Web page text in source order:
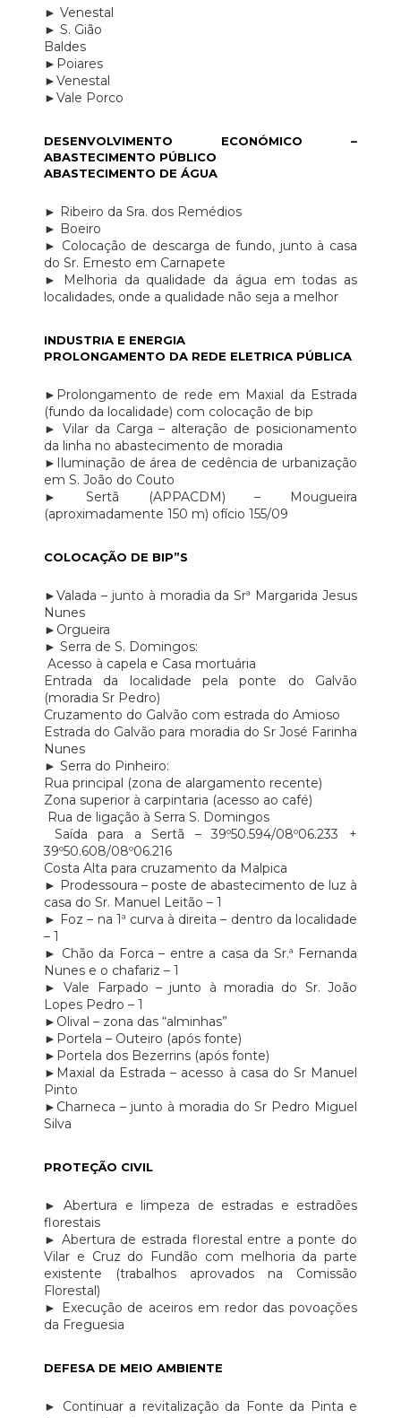
► Venestal
► S. Gião
Baldes
►Poiares
►Venestal
►Vale Porco
DESENVOLVIMENTO ECONÓMICO –
ABASTECIMENTO PÚBLICO
ABASTECIMENTO DE ÁGUA
► Ribeiro da Sra. dos Remédios
► Boeiro
► Colocação de descarga de fundo, junto à casa
do Sr. Ernesto em Carnapete
► Melhoria da qualidade da água em todas as
localidades, onde a qualidade não seja a melhor
INDUSTRIA E ENERGIA
PROLONGAMENTO DA REDE ELETRICA PÚBLICA
►Prolongamento de rede em Maxial da Estrada
(fundo da localidade) com colocação de bip
► Vilar da Carga – alteração de posicionamento
da linha no abastecimento de moradia
►Iluminação de área de cedência de urbanização
em S. João do Couto
► Sertã (APPACDM) – Mougueira
(aproximadamente 150 m) ofício 155/09
COLOCAÇÃO DE BIP”S
►Valada – junto à moradia da Srª Margarida Jesus
Nunes
►Orgueira
► Serra de S. Domingos:
Acesso à capela e Casa mortuária
Entrada da localidade pela ponte do Galvão
(moradia Sr Pedro)
Cruzamento do Galvão com estrada do Amioso
Estrada do Galvão para moradia do Sr José Farinha
Nunes
► Serra do Pinheiro:
Rua principal (zona de alargamento recente)
Zona superior à carpintaria (acesso ao café)
Rua de ligação à Serra S. Domingos
Saída para a Sertã – 39º50.594/08º06.233 +
39º50.608/08º06.216
Costa Alta para cruzamento da Malpica
► Prodessoura – poste de abastecimento de luz à
casa do Sr. Manuel Leitão – 1
► Foz – na 1ª curva à direita – dentro da localidade
– 1
► Chão da Forca – entre a casa da Sr.ª Fernanda
Nunes e o chafariz – 1
► Vale Farpado – junto à moradia do Sr. João
Lopes Pedro – 1
►Olival – zona das “alminhas”
►Portela – Outeiro (após fonte)
►Portela dos Bezerrins (após fonte)
►Maxial da Estrada – acesso à casa do Sr Manuel
Pinto
►Charneca – junto à moradia do Sr Pedro Miguel
Silva
PROTEÇÃO CIVIL
► Abertura e limpeza de estradas e estradões
florestais
► Abertura de estrada florestal entre a ponte do
Vilar e Cruz do Fundão com melhoria da parte
existente (trabalhos aprovados na Comissão
Florestal)
► Execução de aceiros em redor das povoações
da Freguesia
DEFESA DE MEIO AMBIENTE
► Continuar a revitalização da Fonte da Pinta e